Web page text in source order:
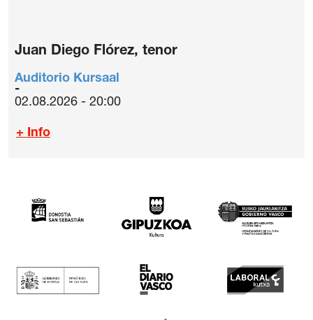
Juan Diego Flórez, tenor
Auditorio Kursaal
02.08.2026 - 20:00
+ Info